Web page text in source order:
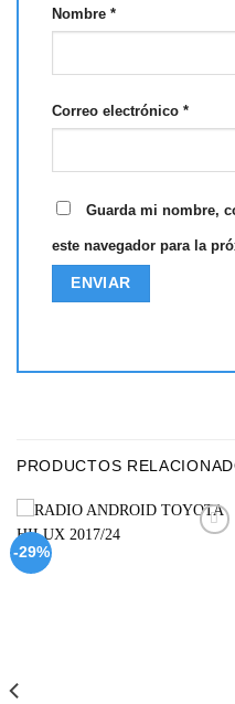
Nombre *
Correo electrónico *
Guarda mi nombre,
este navegador para la
PRODUCTOS
-29%